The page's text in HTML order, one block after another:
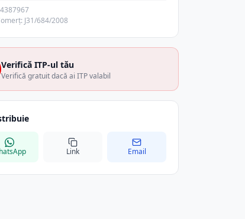
J31/684/2008
Verifică ITP-ul tău
Verifică gratuit dacă ai ITP valabil
Link Email